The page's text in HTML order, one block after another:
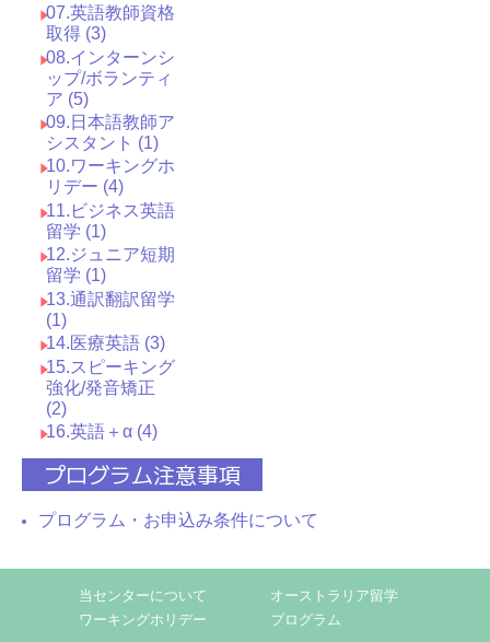
07.英語教師資格
取得 (3)
08.インターンシ
ップ/ボランティ
ア (5)
09.日本語教師ア
シスタント (1)
10.ワーキングホ
リデー (4)
11.ビジネス英語
留学 (1)
12.ジュニア短期
留学 (1)
13.通訳翻訳留学
(1)
14.医療英語 (3)
15.スピーキング
強化/発音矯正
(2)
16.英語＋α (4)
プログラム注意事項
プログラム・お申込み条件について
当センターについて
ワーキングホリデー
オーストラリア留学
プログラム